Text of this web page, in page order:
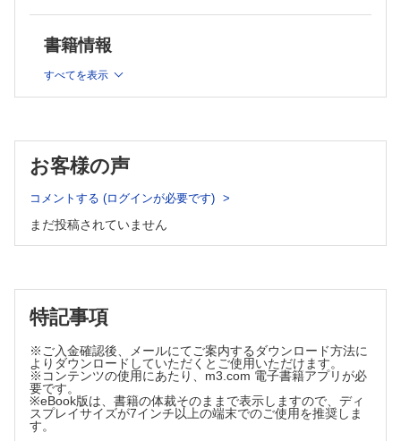
11. 緊急上部消化管出血に対してどのように対応すべきか?〈西村朋
総 論
治 療
予 後
はじめに
考 察
治 療
人工肝補助療法はどのように行うか
13. ICUにおいて，神経集中治療はどのように行うべきか？〈岡𥔎智
哉〉
治 療
予 後
14. ICUにおける敗血症性脳症の診療はどのように行うべきか？〈井上
総 論
診 断
管理と治療
15. ICUにおける発熱はどのように診療すべきか？〈太田啓介〉
発熱総論
発熱鑑別疾患
総 論
換気の設定に関するcontroversy
総 論
診断と治療
英樹〉
総 論
Empiric therapyをどのように行うか？
7. 集中治療が必要な新興・輸入感染症はどのように診療す
べきか？〈永瀬裕一朗，石金正裕〉
総 論
ICU管理を要する主な新興・輸入感染症
日本で遭遇する可能性のある新興・輸入感染症
重症マラリアはどのように管理すべきか
将来，増加する可能性のあるICU管理の必要な輸入感染症
書籍情報
すべてを表示
お客様の声
コメントする (ログインが必要です)
まだ投稿されていません
特記事項
※ご入金確認後、メールにてご案内するダウンロード方法に
よりダウンロードしていただくとご使用いただけます。
※コンテンツの使用にあたり、m3.com 電子書籍アプリが必
要です。
※eBook版は、書籍の体裁そのままで表示しますので、ディ
スプレイサイズが7インチ以上の端末でのご使用を推奨しま
す。